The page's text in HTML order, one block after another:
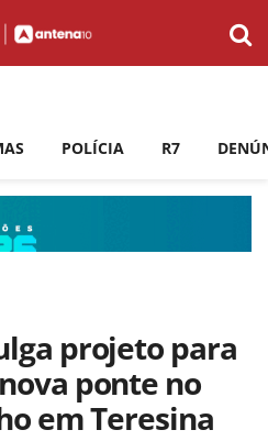
POLÍCIA R7
projeto para
ponte no
em Teresina